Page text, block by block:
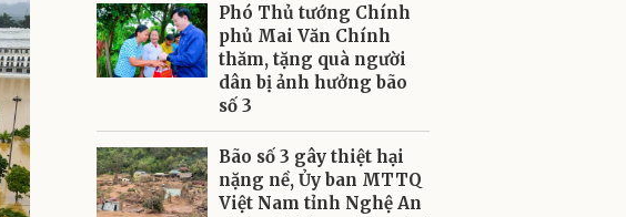
Phó Thủ tướng Chính
phủ Mai Văn Chính
thăm, tặng quà người
dân bị ảnh hưởng bão
số 3
Bão số 3 gây thiệt hại
nặng nề, Ủy ban MTTQ
Việt Nam tỉnh Nghệ An